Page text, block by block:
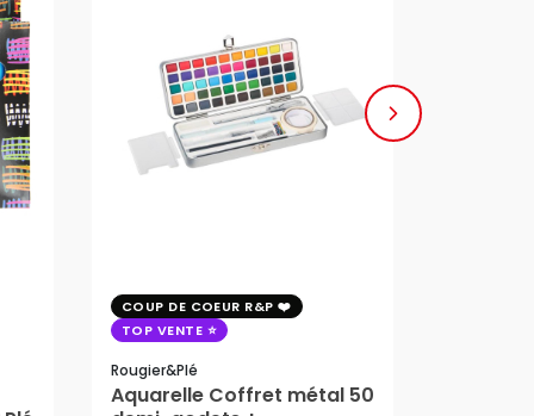
COUP DE COEUR R&P
TOP VENTE
Rougier&plé
Aquarelle Coffret métal 50